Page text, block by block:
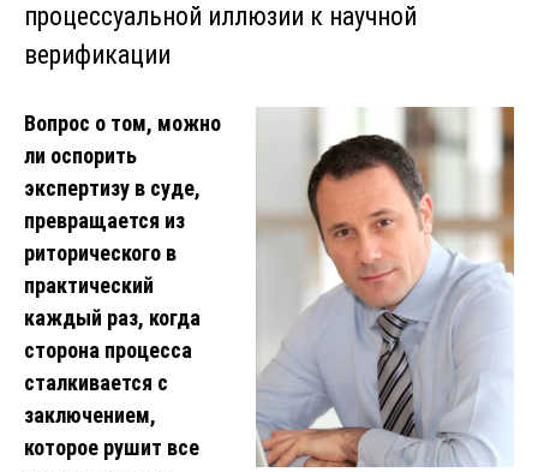
процессуальной иллюзии к научной
верификации
Вопрос о том, можно
ли оспорить
экспертизу в суде,
превращается из
риторического в
практический
каждый раз, когда
сторона процесса
сталкивается с
заключением,
которое рушит все